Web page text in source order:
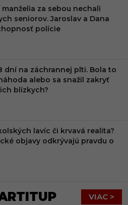
za sebou nechali
seniorov. Jaroslav a Dana
polície
dní na záchrannej plti. Bola to
alebo sa snažil zakryť
blízkych?
lavíc či krvavá realita?
objavy odkrývajú pravdu o
VIAC >